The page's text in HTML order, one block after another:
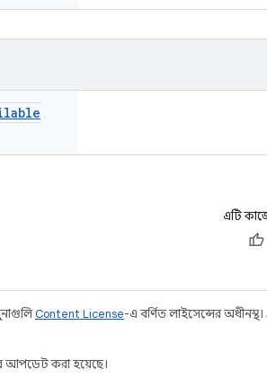
এটি
Content License-এ বর্ণিত লাইসেন্সের
আপডেট করা হয়েছে।